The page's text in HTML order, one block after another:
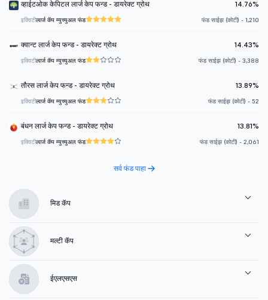
व्हाईटओक केपिटल लार्ज केप फन्ड - डायरेक्ट ग्रोथ 14.76%
इक्विटीलार्ज कॅप म्युच्युअल फंड फंड साईझ (कोटी) - 1,210
क्वान्ट लार्ज केप फन्ड - डायरेक्ट ग्रोथ 14.43%
इक्विटीलार्ज कॅप म्युच्युअल फंड फंड साईझ (कोटी) - 3,388
तौरस लार्ज केप फन्ड - डायरेक्ट ग्रोथ 13.89%
इक्विटीलार्ज कॅप म्युच्युअल फंड फंड साईझ (कोटी) - 52
बंधन लार्ज केप फन्ड - डायरेक्ट ग्रोथ 13.81%
इक्विटीलार्ज कॅप म्युच्युअल फंड फंड साईझ (कोटी) - 2,061
सर्व फंड पाहा
मिड कॅप
मल्टी कॅप
ईएलएसएस